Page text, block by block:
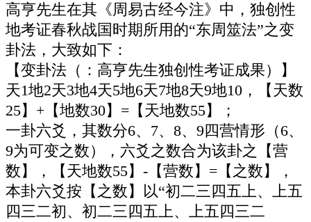
高亨先生在其《周易古经今注》中，独创性
地考证春秋战国时期所用的“东周筮法”之变
卦法，大致如下：
【变卦法（：高亨先生独创性考证成果）】
天1地2天3地4天5地6天7地8天9地10，【天数
25】+【地数30】=【天地数55】；
一卦六爻，其数分6、7、8、9四营情形（6、
9为可变之数），六爻之数合为该卦之【营
数】，【天地数55】-【营数】=【之数】，
本卦六爻按【之数】以“初二三四五上、上五
四三二初、初二三四五上、上五四三二